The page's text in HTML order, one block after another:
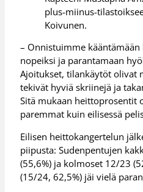
plus-miinus-
Koivunen.
– Onnistuimme
nopeiksi ja parantamaan
Ajoitukset, tilankäytöt olivat
tekivät hyviä skriinejä ja
Sitä mukaan heittoprosentit
paremmat kuin eilisessä
Eilisen heittokangertelun
piipusta: Sudenpentujen
(55,6%) ja kolmoset 12/23
(15/24, 62,5%) jäi vielä